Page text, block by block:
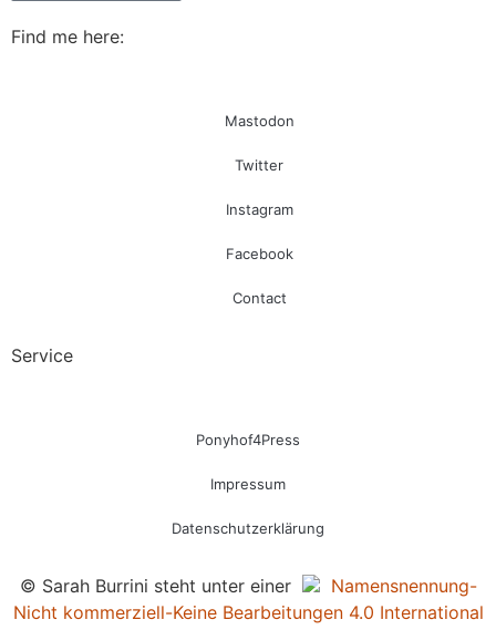
Find me here:
Mastodon
Twitter
Instagram
Facebook
Contact
Service
Ponyhof4Press
Impressum
Datenschutzerklärung
© Sarah Burrini steht unter einer
Namensnennung-
Nicht kommerziell-Keine Bearbeitungen 4.0 International